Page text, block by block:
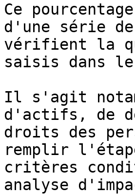
Ce
d'une série
vérifient la
saisis dans
Il s'agit
d'actifs, de
droits des
remplir
critères
analyse